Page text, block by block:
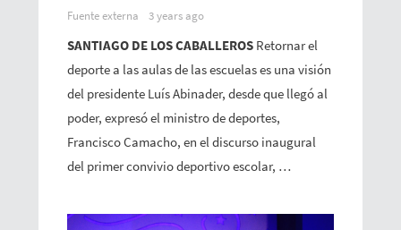
Fuente externa 3 years ago
SANTIAGO DE LOS CABALLEROS Retornar el
deporte a las aulas de las escuelas es una visión
del presidente Luís Abinader, desde que llegó al
poder, expresó el ministro de deportes,
Francisco Camacho, en el discurso inaugural
del primer convivio deportivo escolar, …